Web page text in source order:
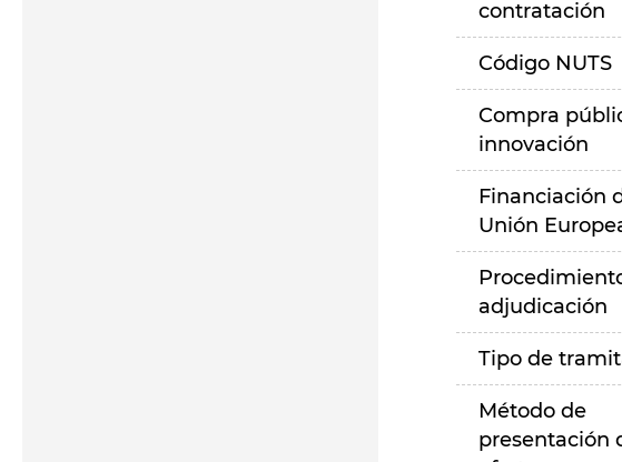
contratación
Código NUTS
Compra
innovación
Financiación
Unión
adjudicación
Tipo de
Método de
presentación